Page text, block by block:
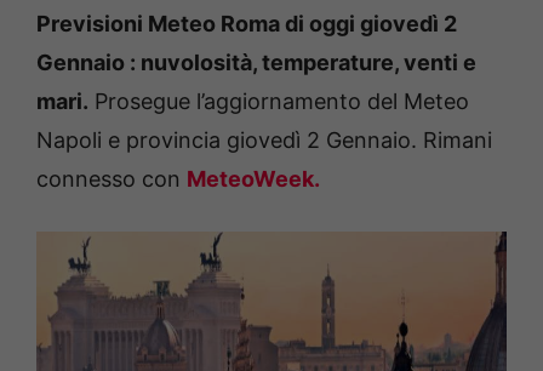
Previsioni Meteo Roma di oggi giovedì 2
Gennaio : nuvolosità, temperature, venti e
mari. Prosegue l’aggiornamento del Meteo
Napoli e provincia giovedì 2 Gennaio. Rimani
connesso con MeteoWeek.